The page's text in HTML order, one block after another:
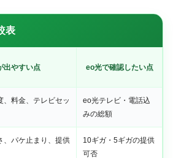
表
出やすい点 eo光で確認したい点
、料金、テレビセッ
eo光テレビ・電話込
みの総額
、パケ止まり、提供
10ギガ・5ギガの提供
可否